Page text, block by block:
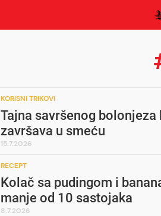
KORISNI TRIKOVI
Tajna savršenog
završava u smeću
15.7.2026
RECEPT
Kolač sa pudingom i
manje od 10 sastojaka
8.7.2026